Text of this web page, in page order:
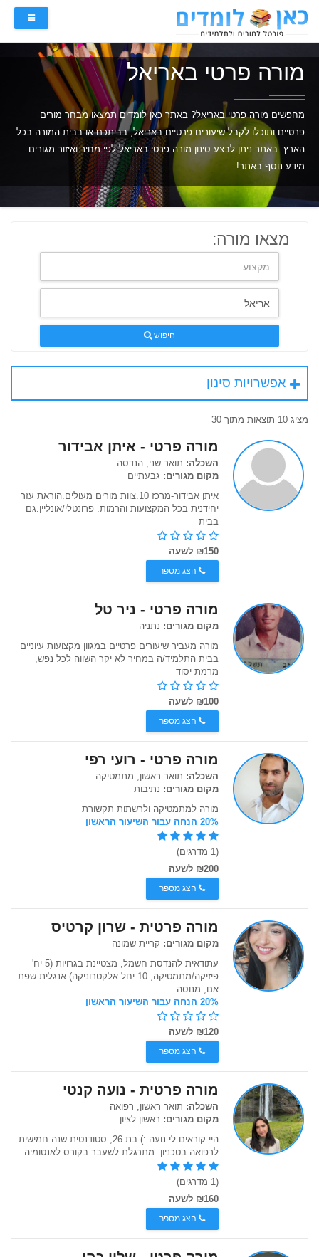
מורה פרטי באריאל
מחפשים מורה פרטי באריאל? באתר כאן לומדים תמצאו מבחר מורים
פרטיים ותוכלו לקבל שיעורים פרטיים באריאל, בביתכם או בבית המורה בכל
הארץ. באתר ניתן לבצע סינון מורה פרטי באריאל לפי מחיר ואיזור מגורים.
מידע נוסף באתר!
מצאו מורה:
חיפוש
אפשרויות סינון
מציג 10 תוצאות מתוך 30
מורה פרטי - איתן אבידור
השכלה: תואר שני, הנדסה
מקום מגורים: גבעתיים
איתן אבידור-מרכז 10.צוות מורים מעולים.הוראת עזר
יחידנית בכל המקצועות והרמות. פרונטלי/אונליין.גם
בבית
₪150 לשעה
הצג מספר
מורה פרטי - ניר טל
מקום מגורים: נתניה
מורה מעביר שיעורים פרטיים במגוון מקצועות עיוניים
בבית התלמיד/ה במחיר לא יקר השווה לכל נפש,
מרמת יסוד
₪100 לשעה
הצג מספר
מורה פרטי - רועי רפי
השכלה: תואר ראשון, מתמטיקה
מקום מגורים: נתיבות
מורה למתמטיקה ולרשתות תקשורת
20% הנחה עבור השיעור הראשון
(1 מדרגים)
₪200 לשעה
הצג מספר
מורה פרטית - שרון קרטיס
מקום מגורים: קריית שמונה
עתודאית להנדסת חשמל, מצטיינת בגרויות (5 יח'
פיזיקה/מתמטיקה, 10 יחל אלקטרוניקה) אנגלית שפת
אם, מנוסה
20% הנחה עבור השיעור הראשון
₪120 לשעה
הצג מספר
מורה פרטית - נועה קנטי
השכלה: תואר ראשון, רפואה
מקום מגורים: ראשון לציון
היי קוראים לי נועה :) בת 26, סטודנטית שנה חמישית
לרפואה בטכניון. מתרגלת לשעבר בקורס לאנטומיה
(1 מדרגים)
₪160 לשעה
הצג מספר